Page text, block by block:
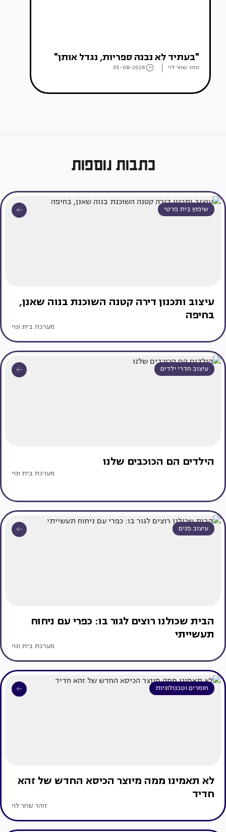
"בעתיד לא נבנה ספריות, נגדל אותן"
זוהר שחר לוי 05-08-2026
כתבות נוספות
שיפוץ בית פרטי
עיצוב ותכנון דירה קטנה השוכנת בנוה שאנן,
בחיפה
מערכת בית ונוי
עיצוב חדרי ילדים
הילדים הם הכוכבים שלנו
מערכת בית ונוי
עיצוב פנים
הבית שכולנו רוצים לגור בו: כפרי עם ניחוח
תעשייתי
מערכת בית ונוי
חומרים וטכנולוגיות
לא תאמינו ממה מיוצר הכיסא החדש של זהא
חדיד
זוהר שחר לוי